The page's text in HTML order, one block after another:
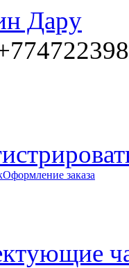
Дару
Оформление заказа